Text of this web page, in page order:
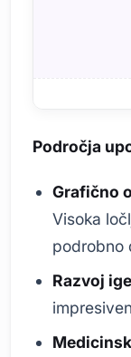
Področja
Grafično
Visoka
podrobno
Razvoj